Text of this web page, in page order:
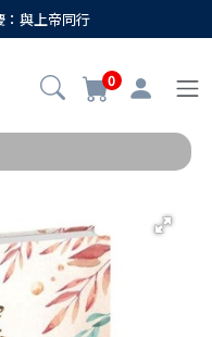
：與上帝同行
0